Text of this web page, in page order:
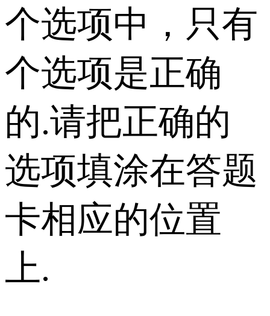
个选项中，只有
个选项是正确
的.请把正确的
选项填涂在答题
卡相应的位置
上.